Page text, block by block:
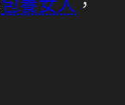
包養女人 ，